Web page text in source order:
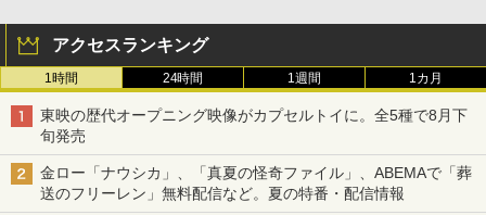
アクセスランキング
1時間 24時間 1週間 1カ月
東映の歴代オープニング映像がカプセルトイに。全5種で8月下
旬発売
金ロー「ナウシカ」、「真夏の怪奇ファイル」、ABEMAで「葬
送のフリーレン」無料配信など。夏の特番・配信情報